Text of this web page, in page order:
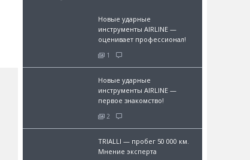
Новые ударные
инструменты AIRLINE —
оценивает профессионал!
1
Новые ударные
инструменты AIRLINE —
первое знакомство!
2
TRIALLI — пробег 50 000 км.
Мнение эксперта